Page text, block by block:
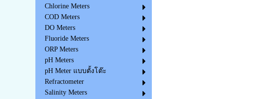
Chlorine Meters
COD Meters
DO Meters
Fluoride Meters
ORP Meters
pH Meters
pH Meter แบบตั้งโต๊ะ
Refractometer
Salinity Meters